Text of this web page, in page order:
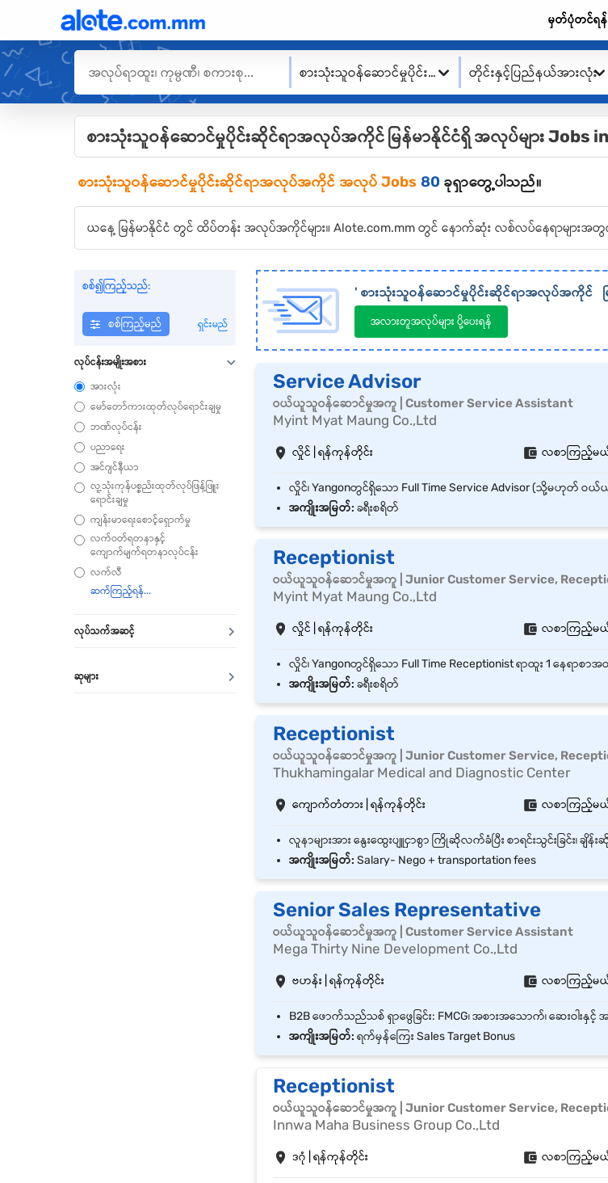
မှတ်ပုံတင်ရန်
စားသုံးသူဝန်ဆောင်မှုပိုင်းဆိုင်ရာအလုပ်အကိုင် တိုင်းနှင့်ပြည်နယ်အားလုံး
စားသုံးသူဝန်ဆောင်မှုပိုင်းဆိုင်ရာအလုပ်အကိုင် မြန်မာနိုင်ငံရှိ အလုပ်များ Jobs
စားသုံးသူဝန်ဆောင်မှုပိုင်းဆိုင်ရာအလုပ်အကိုင် အလုပ် Jobs 80 ခုရှာတွေ့ပါသည်။
ယနေ့ မြန်မာနိုင်ငံ တွင် ထိပ်တန်း အလုပ်အကိုင်များ။ Alote.com.mm တွင် နောက်ဆုံး လစ်လပ်နေရာများ
စစ်၍ကြည့်သည်:
စစ်ကြည့်မည် ရှင်းမည်
လုပ်ငန်းအမျိုးအစား
အားလုံး
မော်တော်ကားထုတ်လုပ်ရောင်းချမှု
ဘဏ်လုပ်ငန်း
ပညာရေး
အင်ဂျင်နီယာ
လူ့သုံးကုန်ပစ္စည်းထုတ်လုပ်ဖြန့်ဖြူး
ရောင်းချမှု
ကျန်းမာရေးစောင့်ရှောက်မှု
လက်ဝတ်ရတနာနှင့်
ကျောက်မျက်ရတနာလုပ်ငန်း
လက်လီ
လုပ်သက်အဆင့်
ဆုများ
' စားသုံးသူဝန်ဆောင်မှုပိုင်းဆိုင်ရာအလုပ်အကိုင်
အလားတူအလုပ်များ ပို့ပေးရန်
Service Advisor
ဝယ်ယူသူဝန်ဆောင်မှုအကူ | Customer Service Assistant
Myint Myat Maung Co.,Ltd
လှိုင် | ရန်ကုန်တိုင်း လစာကြည့်မ
အကျိုးအမြတ်: ခရီးစရိတ်
Receptionist
ဝယ်ယူသူဝန်ဆောင်မှုအကူ | Junior Customer Service,
Myint Myat Maung Co.,Ltd
လှိုင် | ရန်ကုန်တိုင်း လစာကြည့်မ
အကျိုးအမြတ်: ခရီးစရိတ်
Receptionist
ဝယ်ယူသူဝန်ဆောင်မှုအကူ | Junior Customer Service,
Thukhamingalar Medical and Diagnostic Center
ကျောက်တံတား | ရန်ကုန်တိုင်း လစာကြည့်မ
အကျိုးအမြတ်: Salary- Nego + transportation fees
Senior Sales Representative
ဝယ်ယူသူဝန်ဆောင်မှုအကူ | Customer Service Assistant
Mega Thirty Nine Development Co.,Ltd
ဗဟန်း | ရန်ကုန်တိုင်း လစာကြည့်မ
အကျိုးအမြတ်: ရက်မှန်ကြေး Sales Target Bonus
Receptionist
ဝယ်ယူသူဝန်ဆောင်မှုအကူ | Junior Customer Service,
Innwa Maha Business Group Co.,Ltd
ဒဂုံ | ရန်ကုန်တိုင်း လစာကြည့်မ